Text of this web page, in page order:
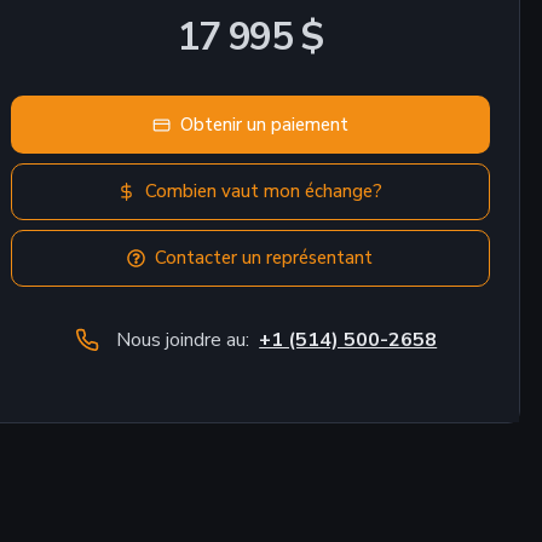
17 995 $
Obtenir un paiement
Combien vaut mon échange?
Contacter un représentant
Nous joindre au: +1 (514) 500-2658